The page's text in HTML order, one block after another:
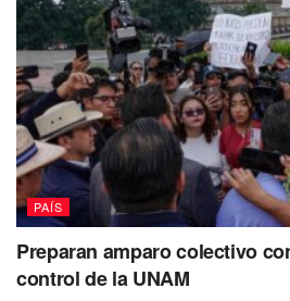
Tags: Abusador abuso sexual
PAÍS
Preparan amparo colectivo
control de la UNAM